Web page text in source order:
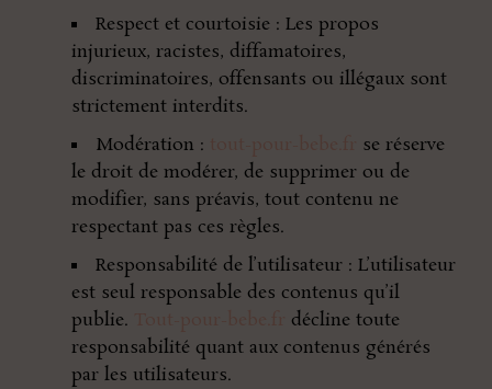
Respect et courtoisie : Les propos
injurieux, racistes, diffamatoires,
discriminatoires, offensants ou illégaux sont
strictement interdits.
Modération :
se réserve
le droit de modérer, de supprimer ou de
modifier, sans préavis, tout contenu ne
respectant pas ces règles.
Responsabilité de l’utilisateur : L’utilisateur
est seul responsable des contenus qu’il
publie.
décline toute
responsabilité quant aux contenus générés
par les utilisateurs.